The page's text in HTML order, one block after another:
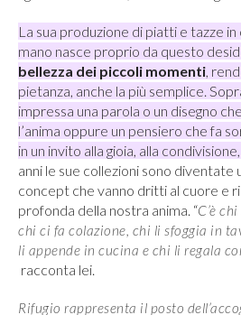
La sua produzione di piatti e tazze
mano nasce proprio da questo
bellezza dei piccoli momenti,
pietanza, anche la più semplice.
impressa una parola o un disegno
l’anima oppure un pensiero che fa
in un invito alla gioia, alla
anni le sue collezioni sono diventate
concept che vanno dritti al cuore e
profonda della nostra anima. “C’è
chi ci fa colazione, chi li sfoggia in
li appende in cucina e chi li regala
racconta lei.
Rifugio rappresenta il posto